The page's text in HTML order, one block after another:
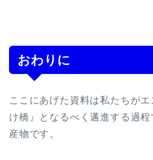
おわりに
ここにあげた資料は私たちが
け橋』となるべく邁進する過
産物です。